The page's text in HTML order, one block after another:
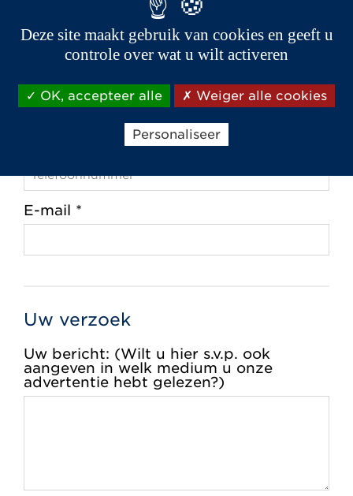
Plaats *
E-mail *
Uw verzoek
Uw bericht: (Wilt u hier s.v.p. ook
aangeven in welk medium u onze
advertentie hebt gelezen?)
Deze site maakt gebruik van cookies en geeft u
controle over wat u wilt activeren
OK, accepteer alle Weiger alle cookies
Personaliseer